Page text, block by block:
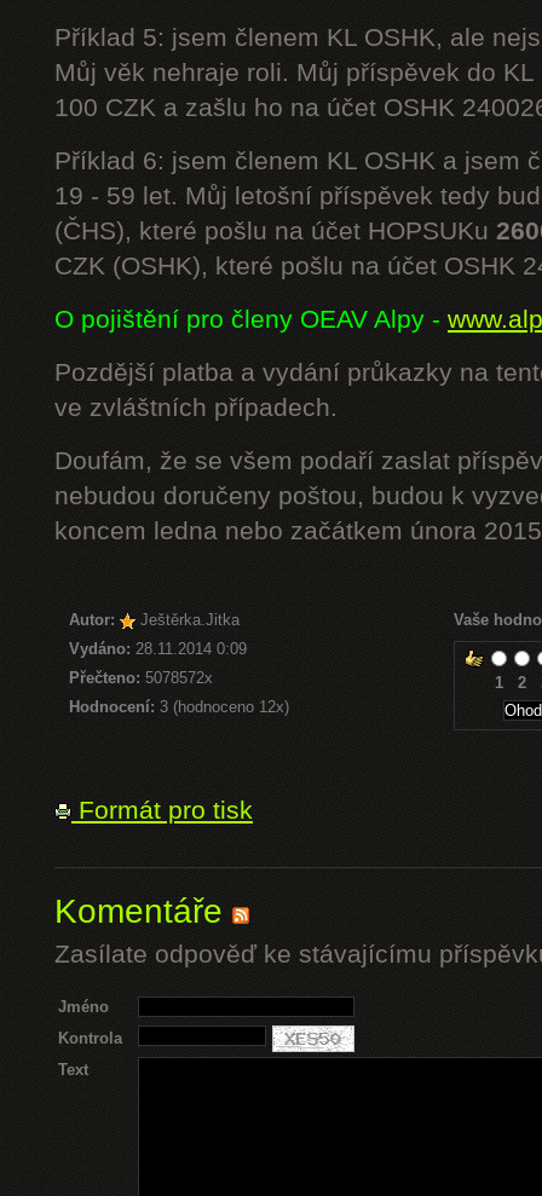
Příklad 5: jsem členem KL OSHK, ale
Můj věk nehraje roli. Můj příspěvek do
100 CZK a zašlu ho na účet OSHK
Příklad 6: jsem členem KL OSHK a jsem
19 - 59 let. Můj letošní příspěvek tedy
(ČHS), které pošlu na účet HOPSUKu
CZK (OSHK), které pošlu na účet OSHK
O pojištění pro členy OEAV Alpy -
Pozdější platba a vydání průkazky na
ve zvláštních případech.
Doufám, že se všem podaří zaslat
nebudou doručeny poštou, budou k
koncem ledna nebo začátkem února
Autor:
Ještěrka.Jitka
Vydáno: 28.11.2014 0:09
Přečteno:5078572x
Hodnocení: 3 (hodnoceno 12x)
Vaše
1 2
Formát pro tisk
Komentáře
Zasílate odpověď ke stávajícímu
Jméno
Kontrola
Text